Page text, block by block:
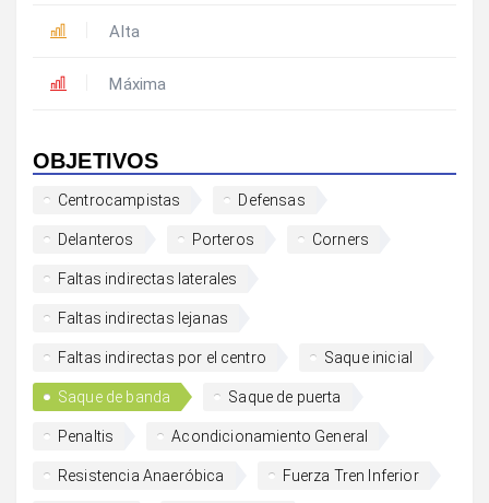
Alta
Máxima
OBJETIVOS
Centrocampistas Defensas
Delanteros Porteros Corners
Faltas indirectas laterales
Faltas indirectas lejanas
Faltas indirectas por el centro Saque inicial
Saque de banda Saque de puerta
Penaltis Acondicionamiento General
Resistencia Anaeróbica Fuerza Tren Inferior